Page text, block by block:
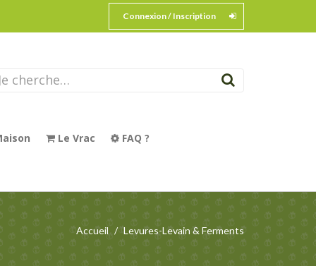
Connexion / Inscription
Le Vrac FAQ ?
Accueil Levures-Levain & Ferments